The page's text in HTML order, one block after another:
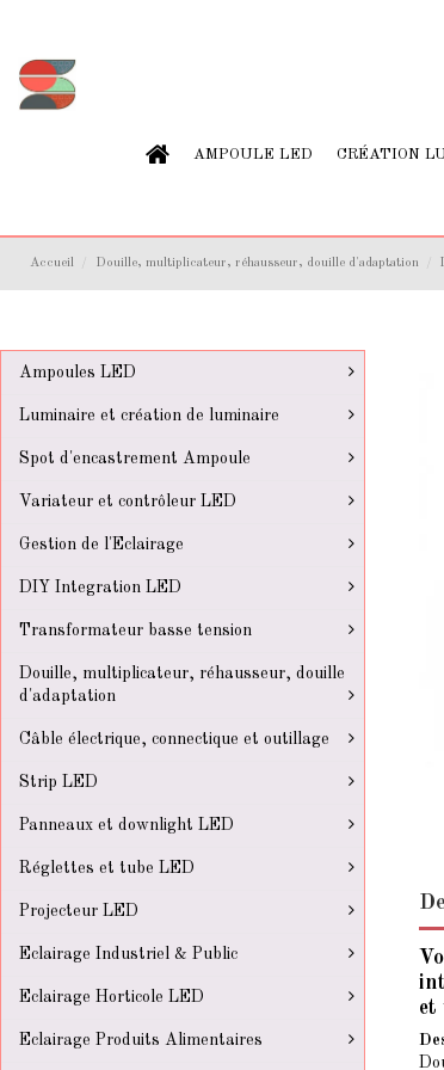
AMPOULE LED CRÉATION
Accueil Douille, multiplicateur, réhausseur, douille d'adaptation
et
Ampoules LED
Luminaire et création de luminaire
Spot d'encastrement Ampoule
Variateur et contrôleur LED
Gestion de l'Eclairage
DIY Integration LED
Transformateur basse tension
Douille, multiplicateur, réhausseur, douille
d'adaptation
Câble électrique, connectique et outillage
Strip LED
Panneaux et downlight LED
Réglettes et tube LED
Projecteur LED
Eclairage Industriel & Public
Eclairage Horticole LED
Eclairage Produits Alimentaires